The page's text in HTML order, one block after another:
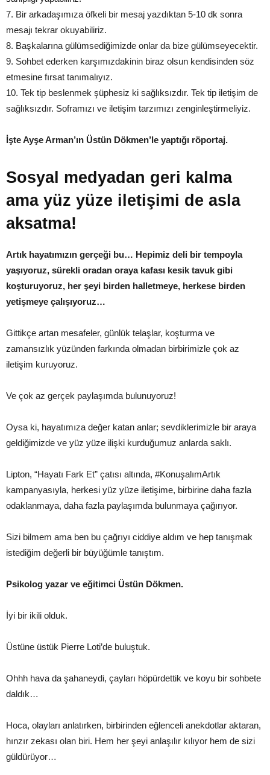
7. Bir arkadaşımıza öfkeli bir mesaj yazdıktan 5-10 dk sonra
mesajı tekrar okuyabiliriz.
8. Başkalarına gülümsediğimizde onlar da bize gülümseyecektir.
9. Sohbet ederken karşımızdakinin biraz olsun kendisinden söz
etmesine fırsat tanımalıyız.
10. Tek tip beslenmek şüphesiz ki sağlıksızdır. Tek tip iletişim de
sağlıksızdır. Soframızı ve iletişim tarzımızı zenginleştirmeliyiz.
İşte Ayşe Arman’ın Üstün Dökmen’le yaptığı röportaj.
Sosyal medyadan geri kalma
ama yüz yüze iletişimi de asla
aksatma!
Artık hayatımızın gerçeği bu… Hepimiz deli bir tempoyla
yaşıyoruz, sürekli oradan oraya kafası kesik tavuk gibi
koşturuyoruz, her şeyi birden halletmeye, herkese birden
yetişmeye çalışıyoruz…
Gittikçe artan mesafeler, günlük telaşlar, koşturma ve
zamansızlık yüzünden farkında olmadan birbirimizle çok az
iletişim kuruyoruz.
Ve çok az gerçek paylaşımda bulunuyoruz!
Oysa ki, hayatımıza değer katan anlar; sevdiklerimizle bir araya
geldiğimizde ve yüz yüze ilişki kurduğumuz anlarda saklı.
Lipton, “Hayatı Fark Et” çatısı altında, #KonuşalımArtık
kampanyasıyla, herkesi yüz yüze iletişime, birbirine daha fazla
odaklanmaya, daha fazla paylaşımda bulunmaya çağırıyor.
Sizi bilmem ama ben bu çağrıyı ciddiye aldım ve hep tanışmak
istediğim değerli bir büyüğümle tanıştım.
Psikolog yazar ve eğitimci Üstün Dökmen.
İyi bir ikili olduk.
Üstüne üstük Pierre Loti’de buluştuk.
Ohhh hava da şahaneydi, çayları höpürdettik ve koyu bir sohbete
daldık…
Hoca, olayları anlatırken, birbirinden eğlenceli anekdotlar aktaran,
hınzır zekası olan biri. Hem her şeyi anlaşılır kılıyor hem de sizi
güldürüyor…